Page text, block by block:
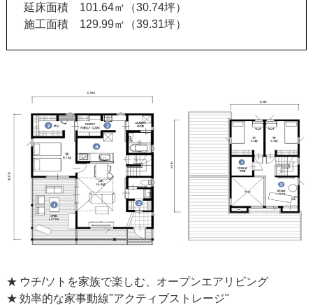
延床面積 101.64㎡（30.74坪）
施工面積 129.99㎡（39.31坪）
ウチ/ソトを家族で楽しむ、オープンエアリビング
効率的な家事動線"アクティブストレージ"